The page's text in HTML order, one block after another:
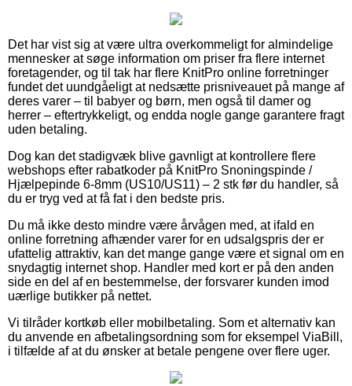
Det har vist sig at være ultra overkommeligt for almindelige
mennesker at søge information om priser fra flere internet
foretagender, og til tak har flere KnitPro online forretninger
fundet det uundgåeligt at nedsætte prisniveauet på mange af
deres varer – til babyer og børn, men også til damer og
herrer – eftertrykkeligt, og endda nogle gange garantere fragt
uden betaling.
Dog kan det stadigvæk blive gavnligt at kontrollere flere
webshops efter rabatkoder på KnitPro Snoningspinde /
Hjælpepinde 6-8mm (US10/US11) – 2 stk før du handler, så
du er tryg ved at få fat i den bedste pris.
Du må ikke desto mindre være årvågen med, at ifald en
online forretning afhænder varer for en udsalgspris der er
ufattelig attraktiv, kan det mange gange være et signal om en
snydagtig internet shop. Handler med kort er på den anden
side en del af en bestemmelse, der forsvarer kunden imod
uærlige butikker på nettet.
Vi tilråder kortkøb eller mobilbetaling. Som et alternativ kan
du anvende en afbetalingsordning som for eksempel ViaBill,
i tilfælde af at du ønsker at betale pengene over flere uger.